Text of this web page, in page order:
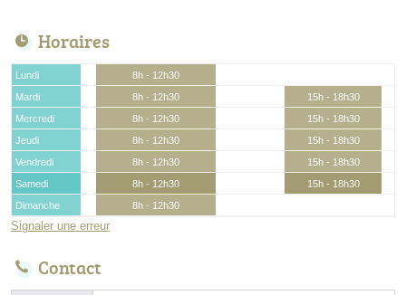
Horaires
Lundi
8h - 12h30
Mardi
8h - 12h30
15h - 18h30
Mercredi
8h - 12h30
15h - 18h30
Jeudi
8h - 12h30
15h - 18h30
Vendredi
8h - 12h30
15h - 18h30
Samedi
8h - 12h30
15h - 18h30
Dimanche
8h - 12h30
Signaler une erreur
Contact